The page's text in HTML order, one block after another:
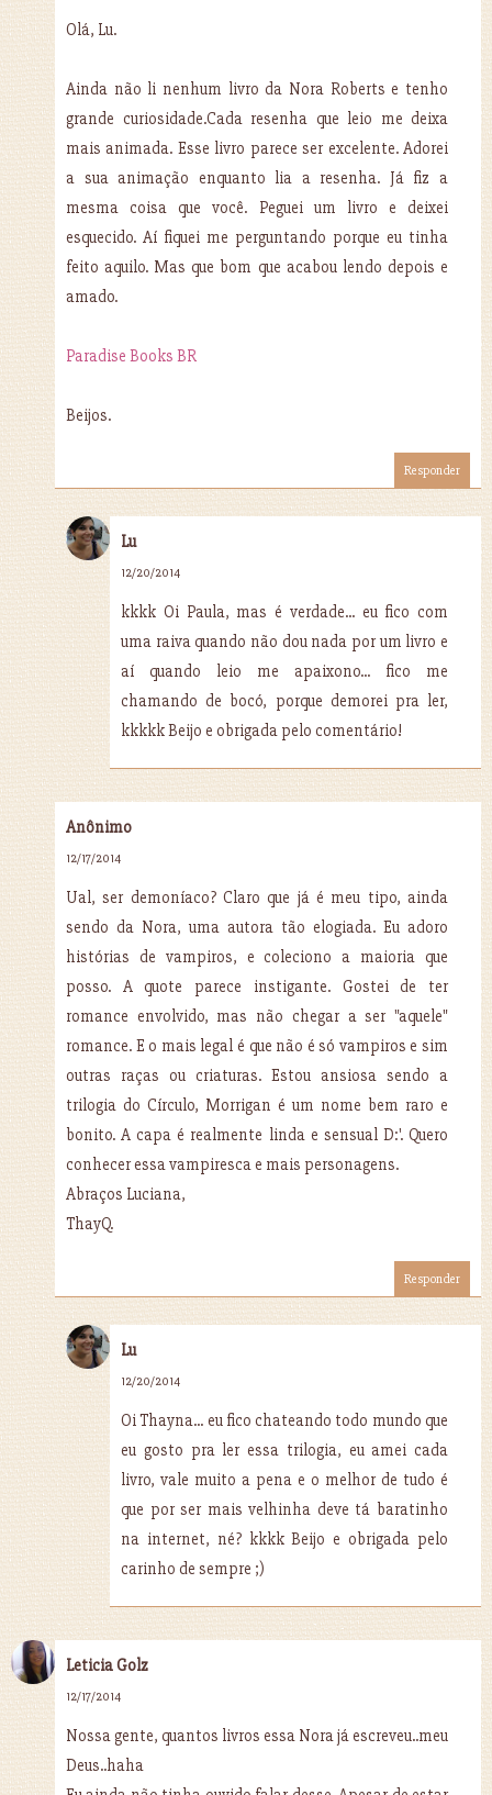
Olá, Lu.
Ainda não li nenhum livro da Nora Roberts e tenho
grande curiosidade.Cada resenha que leio me deixa
mais animada. Esse livro parece ser excelente. Adorei
a sua animação enquanto lia a resenha. Já fiz a
mesma coisa que você. Peguei um livro e deixei
esquecido. Aí fiquei me perguntando porque eu tinha
feito aquilo. Mas que bom que acabou lendo depois e
amado.
Paradise Books BR
Beijos.
Responder
Lu
12/20/2014
kkkk Oi Paula, mas é verdade... eu fico com
uma raiva quando não dou nada por um livro e
aí quando leio me apaixono... fico me
chamando de bocó, porque demorei pra ler,
kkkkk Beijo e obrigada pelo comentário!
Anônimo
12/17/2014
Ual, ser demoníaco? Claro que já é meu tipo, ainda
sendo da Nora, uma autora tão elogiada. Eu adoro
histórias de vampiros, e coleciono a maioria que
posso. A quote parece instigante. Gostei de ter
romance envolvido, mas não chegar a ser "aquele"
romance. E o mais legal é que não é só vampiros e sim
outras raças ou criaturas. Estou ansiosa sendo a
trilogia do Círculo, Morrigan é um nome bem raro e
bonito. A capa é realmente linda e sensual D:'. Quero
conhecer essa vampiresca e mais personagens.
Abraços Luciana,
ThayQ.
Responder
Lu
12/20/2014
Oi Thayna... eu fico chateando todo mundo que
eu gosto pra ler essa trilogia, eu amei cada
livro, vale muito a pena e o melhor de tudo é
que por ser mais velhinha deve tá baratinho
na internet, né? kkkk Beijo e obrigada pelo
carinho de sempre ;)
Leticia Golz
12/17/2014
Nossa gente, quantos livros essa Nora já escreveu..meu
Deus..haha